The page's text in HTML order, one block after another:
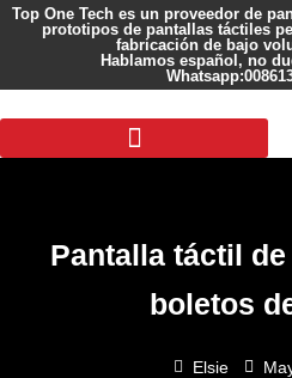
Top One Tech es un proveedor de
prototipos de pantallas táctiles
fabricación de bajo
Hablamos español, no
Pantalla táctil
boletos
Elsie